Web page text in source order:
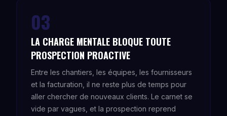
03
LA CHARGE MENTALE BLOQUE TOUTE
PROSPECTION PROACTIVE
Entre les chantiers, les équipes, les fournisseurs
et la facturation, il ne reste plus de temps pour
aller chercher de nouveaux clients. Le carnet se
vide par vagues, et la prospection reprend